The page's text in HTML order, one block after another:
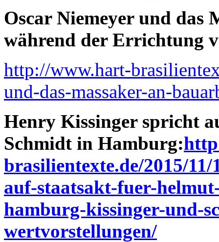
Oscar Niemeyer und das
während der Errichtung
http://www.hart-
und-das-massaker-an-
Henry Kissinger spricht
Schmidt in Hamburg:
brasilientexte.de/2015/
auf-staatsakt-fuer-
hamburg-kissinger-und-
wertvorstellungen/